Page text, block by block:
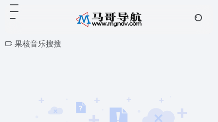
果核音乐搜搜